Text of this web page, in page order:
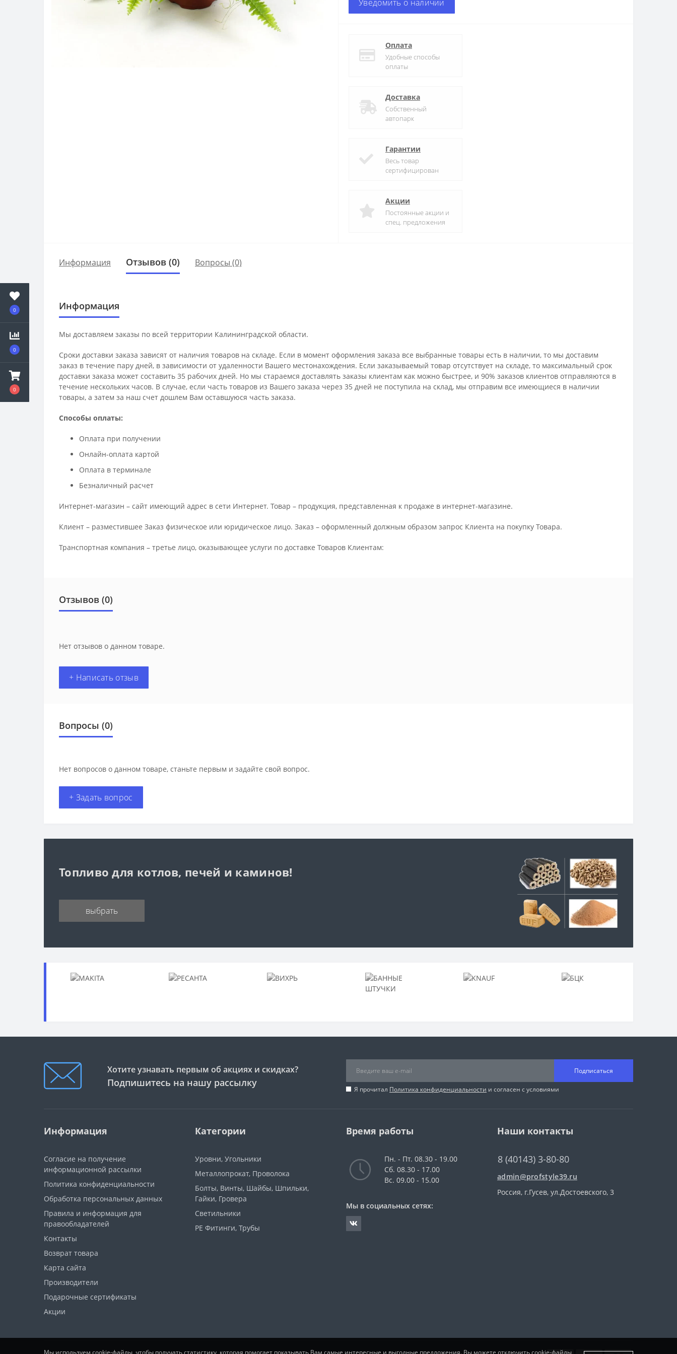
0
0
0
Уведомить о наличии
Оплата
Удобные способы
оплаты
Доставка
Собственный
автопарк
Гарантии
Весь товар
сертифицирован
Акции
Постоянные акции и
спец. предложения
Информация Отзывов (0) Вопросы (0)
Информация
Мы доставляем заказы по всей территории Калининградской области.
Сроки доставки заказа зависят от наличия товаров на складе. Если в момент оформления заказа все выбранные товары есть в наличии, то мы доставим
заказ в течение пару дней, в зависимости от удаленности Вашего местонахождения. Если заказываемый товар отсутствует на складе, то максимальный срок
доставки заказа может составить 35 рабочих дней. Но мы стараемся доставлять заказы клиентам как можно быстрее, и 90% заказов клиентов отправляются в
течение нескольких часов. В случае, если часть товаров из Вашего заказа через 35 дней не поступила на склад, мы отправим все имеющиеся в наличии
товары, а затем за наш счет дошлем Вам оставшуюся часть заказа.
Способы оплаты:
Оплата при получении
Онлайн-оплата картой
Оплата в терминале
Безналичный расчет
Интернет-магазин – сайт имеющий адрес в сети Интернет. Товар – продукция, представленная к продаже в интернет-магазине.
Клиент – разместившее Заказ физическое или юридическое лицо. Заказ – оформленный должным образом запрос Клиента на покупку Товара.
Транспортная компания – третье лицо, оказывающее услуги по доставке Товаров Клиентам:
Отзывов (0)
Нет отзывов о данном товаре.
+ Написать отзыв
Вопросы (0)
Нет вопросов о данном товаре, станьте первым и задайте свой вопрос.
+ Задать вопрос
Топливо для котлов, печей и каминов!
выбрать
Хотите узнавать первым об акциях и скидках?
Подпишитесь на нашу рассылку
Подписаться
Я прочитал Политика конфиденциальности и согласен с условиями
Информация
Согласие на получение
информационной рассылки
Политика конфиденциальности
Обработка персональных данных
Правила и информация для
правообладателей
Контакты
Возврат товара
Карта сайта
Производители
Подарочные сертификаты
Акции
Категории
Уровни, Угольники
Металлопрокат, Проволока
Болты, Винты, Шайбы, Шпильки,
Гайки, Гровера
Светильники
PE Фитинги, Трубы
Время работы
Пн. - Пт. 08.30 - 19.00
Сб. 08.30 - 17.00
Вс. 09.00 - 15.00
Мы в социальных сетях:
Наши контакты
8 (40143) 3-80-80
admin@profstyle39.ru
Россия, г.Гусев, ул.Достоевского, 3
Мы используем cookie-файлы, чтобы получать статистику, которая помогает показывать Вам самые интересные и выгодные предложения. Вы можете отключить cookie-файлы